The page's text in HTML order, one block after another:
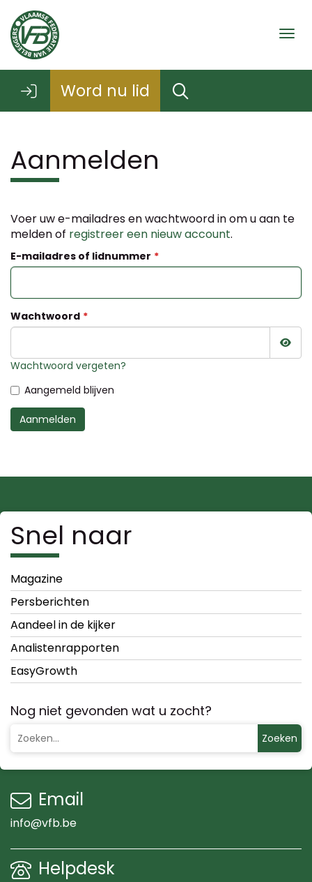
Word nu lid
Aanmelden
Voer uw e-mailadres en wachtwoord in om u aan te
melden of registreer een nieuw account.
E-mailadres of lidnummer
Wachtwoord
Wachtwoord vergeten?
Aangemeld blijven
Aanmelden
Snel naar
Magazine
Persberichten
Aandeel in de kijker
Analistenrapporten
EasyGrowth
Nog niet gevonden wat u zocht?
Zoeken
Email
info@vfb.be
Helpdesk